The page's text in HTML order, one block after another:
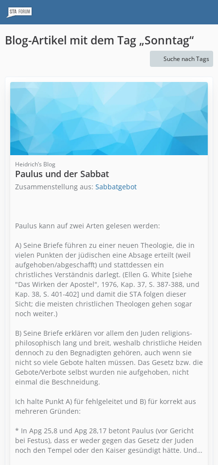
Blog-Artikel mit dem Tag „Sonntag“
Suche nach Tags
Heidrich’s Blog
Paulus und der Sabbat
Zusammenstellung aus: Sabbatgebot
Paulus kann auf zwei Arten gelesen werden:
A) Seine Briefe führen zu einer neuen Theologie, die in
vielen Punkten der jüdischen eine Absage erteilt (weil
aufgehoben/abgeschafft) und stattdessen ein
christliches Verständnis darlegt. (Ellen G. White [siehe
"Das Wirken der Apostel", 1976, Kap. 37, S. 387-388, und
Kap. 38, S. 401-402] und damit die STA folgen dieser
Sicht; die meisten christlichen Theologen gehen sogar
noch weiter.)
B) Seine Briefe erklären vor allem den Juden religions-
philosophisch lang und breit, weshalb christliche Heiden
dennoch zu den Begnadigten gehören, auch wenn sie
nicht so viele Gebote halten müssen. Das Gesetz bzw. die
Gebote/Verbote selbst wurden nie aufgehoben, nicht
einmal die Beschneidung.
Ich halte Punkt A) für fehlgeleitet und B) für korrekt aus
mehreren Gründen:
* In Apg 25,8 und Apg 28,17 betont Paulus (vor Gericht
bei Festus), dass er weder gegen das Gesetz der Juden
noch den Tempel oder den Kaiser gesündigt hätte. Und…